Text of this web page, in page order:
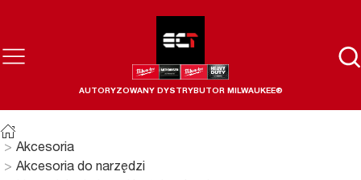
AUTORYZOWANY DYSTRYBUTOR MILWAUKEE®
Akcesoria
Akcesoria do narzędzi